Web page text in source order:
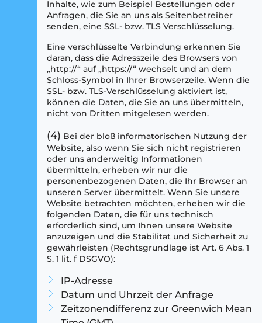
Inhalte, wie zum Beispiel Bestellungen oder
Anfragen, die Sie an uns als Seitenbetreiber
senden, eine SSL- bzw. TLS Verschlüsselung.
Eine verschlüsselte Verbindung erkennen Sie
daran, dass die Adresszeile des Browsers von
„http://“ auf „https://“ wechselt und an dem
Schloss-Symbol in Ihrer Browserzeile. Wenn die
SSL- bzw. TLS-Verschlüsselung aktiviert ist,
können die Daten, die Sie an uns übermitteln,
nicht von Dritten mitgelesen werden.
(4) Bei der bloß informatorischen Nutzung der
Website, also wenn Sie sich nicht registrieren
oder uns anderweitig Informationen
übermitteln, erheben wir nur die
personenbezogenen Daten, die Ihr Browser an
unseren Server übermittelt. Wenn Sie unsere
Website betrachten möchten, erheben wir die
folgenden Daten, die für uns technisch
erforderlich sind, um Ihnen unsere Website
anzuzeigen und die Stabilität und Sicherheit zu
gewährleisten (Rechtsgrundlage ist Art. 6 Abs. 1
S. 1 lit. f DSGVO):
IP-Adresse
Datum und Uhrzeit der Anfrage
Zeitzonendifferenz zur Greenwich Mean